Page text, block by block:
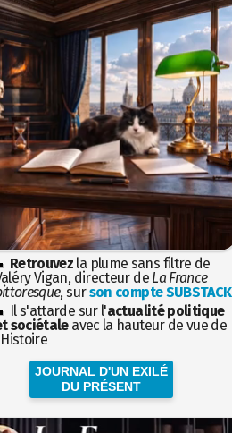
Retrouvez la plume sans filtre de
Vigan, directeur de La France
, surson compte SUBSTACK
Il s'attarde sur l'actualité politique
sociétaleavec la hauteur de vue de
JOURNAL D'UN EXILÉ
DU PRÉSENT